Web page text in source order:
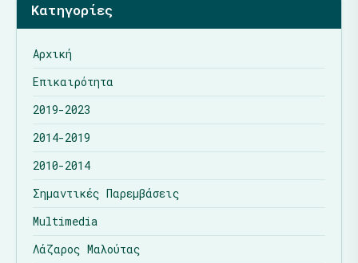
Κατηγορίες
Αρχική
Επικαιρότητα
2019-2023
2014-2019
2010-2014
Σημαντικές Παρεμβάσεις
Multimedia
Λάζαρος Μαλούτας